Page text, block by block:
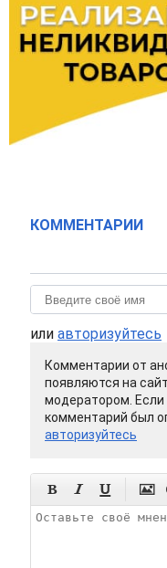
КОММЕНТАРИИ
или авторизуйтесь
Комментарии от
появляются на
модератором.
комментарий был
авторизуйтесь
   